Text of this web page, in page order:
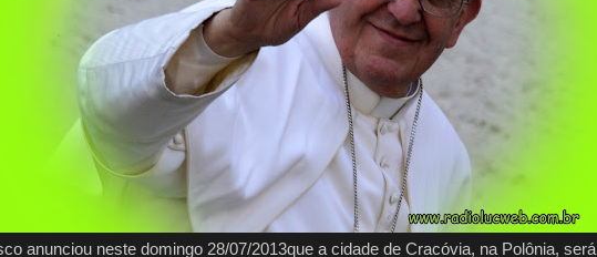
anunciou neste domingo 28/07/2013que a cidade de Cracóvia, na Polônia, será